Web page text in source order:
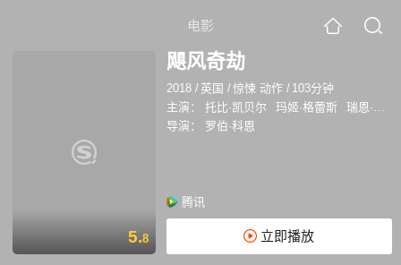
电影
5.8
飓风奇劫
2018 / 英国 /惊悚 动作 / 103分钟
主演：
托比·凯贝尔 玛姬·格蕾斯
瑞恩·柯万腾
导演：
罗伯·科恩
腾讯
立即播放